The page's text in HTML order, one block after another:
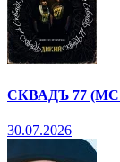
СКВАДЪ 77 (МС
30.07.2026